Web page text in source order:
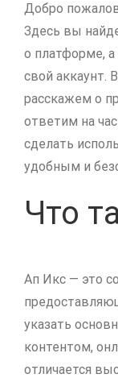
Добро
Здесь вы
о платформе,
свой аккаунт.
расскажем о
ответим на
сделать
удобным и
Что
Ап Икс — это
указать
контентом,
отличается